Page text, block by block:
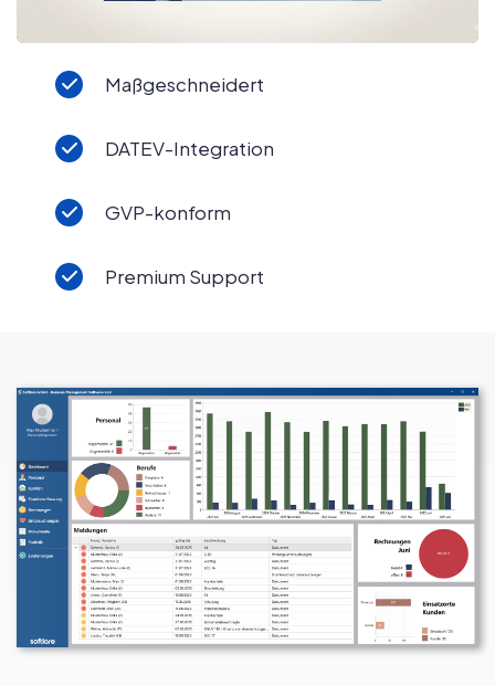
Maßgeschneidert
DATEV-Integration
GVP-konform
Premium Support